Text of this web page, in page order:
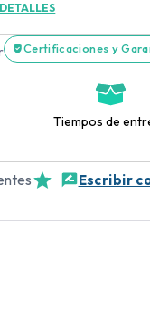
Certificaciones y
Tiempos de
Escribir